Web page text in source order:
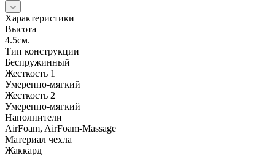
Характеристики
Высота
4.5см.
Тип конструкции
Беспружинный
Жесткость 1
Умеренно-мягкий
Жесткость 2
Умеренно-мягкий
Наполнители
AirFoam, AirFoam-Massage
Материал чехла
Жаккард